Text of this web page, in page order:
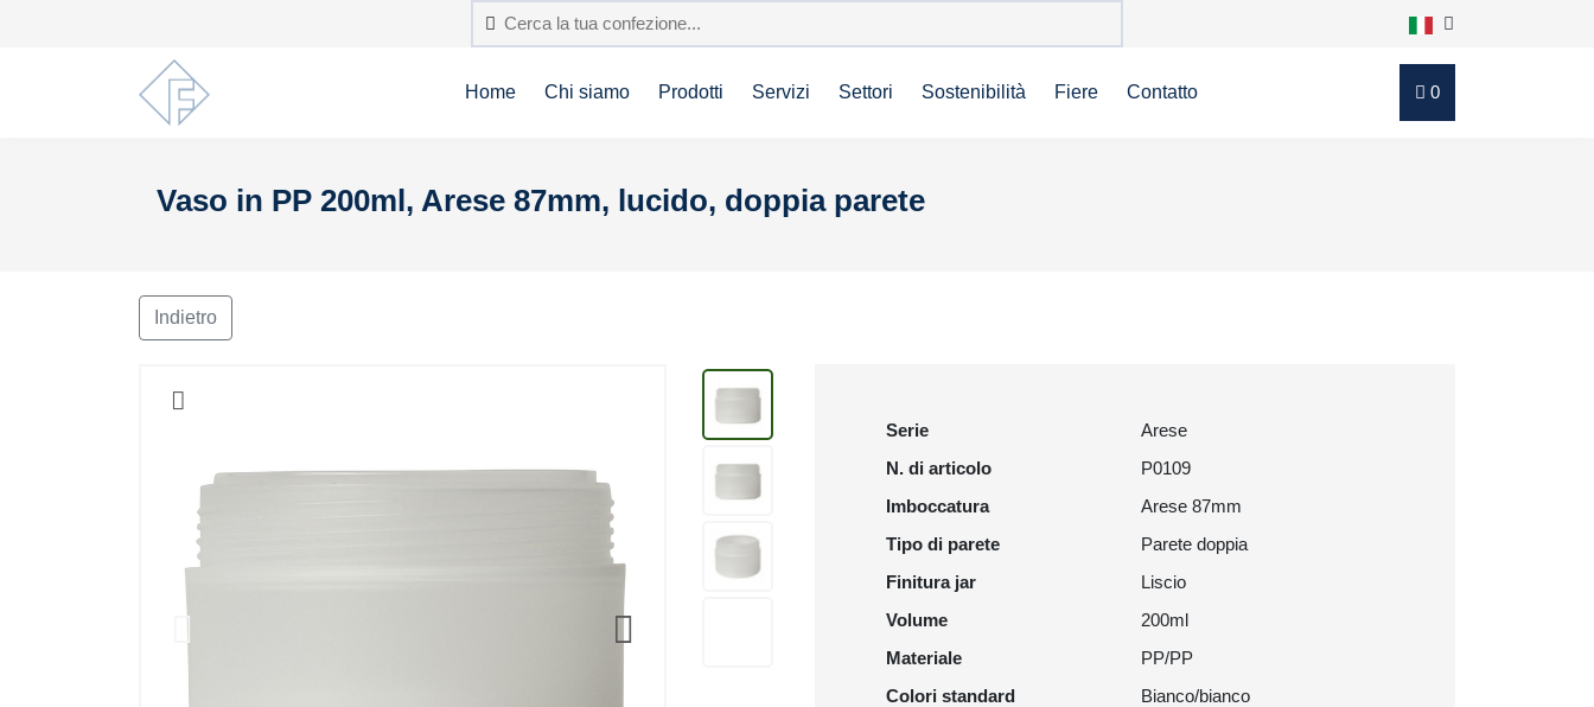
Home Chi siamo Prodotti Servizi Settori Sostenibilità Fiere Contatto 0
Vaso in PP 200ml, Arese 87mm, lucido, doppia parete
Indietro
Serie
Arese
N. di articolo
P0109
Imboccatura
Arese 87mm
Tipo di parete
Parete doppia
Finitura jar
Liscio
Volume
200ml
Materiale
PP/PP
Colori standard
Bianco/bianco